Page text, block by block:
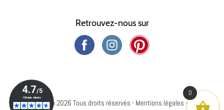
Retrouvez-nous sur
© Capharnaüm 2026 Tous droits réservés - Mentions légales -Crédits-
0